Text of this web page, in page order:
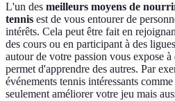
L'un des meilleurs moyens de
tennis est de vous entourer de
intérêts. Cela peut être fait en
des cours ou en participant à des
autour de votre passion vous expose
permet d'apprendre des autres. Par
événements tennis intéressants
seulement améliorer votre jeu mais